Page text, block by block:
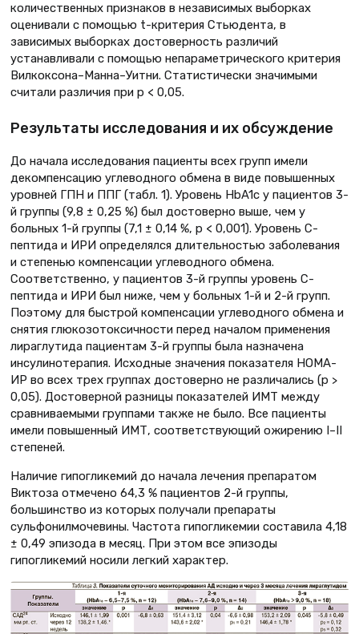
количественных признаков в независимых выборках
оценивали с помощью t-критерия Стьюдента, в
зависимых выборках достоверность различий
устанавливали с помощью непараметрического критерия
Вилкоксона–Манна–Уитни. Статистически значимыми
считали различия при p < 0,05.
Результаты исследования и их обсуждение
До начала исследования пациенты всех групп имели
декомпенсацию углеводного обмена в виде повышенных
уровней ГПН и ППГ (табл. 1). Уровень HbA1c у пациентов 3-
й группы (9,8 ± 0,25 %) был достоверно выше, чем у
больных 1-й группы (7,1 ± 0,14 %, p < 0,001). Уровень С-
пептида и ИРИ определялся длительностью заболевания
и степенью компенсации углеводного обмена.
Соответственно, у пациентов 3-й группы уровень С-
пептида и ИРИ был ниже, чем у больных 1-й и 2-й групп.
Поэтому для быстрой компенсации углеводного обмена и
снятия глюкозотоксичности перед началом применения
лираглутида пациентам 3-й группы была назначена
инсулинотерапия. Исходные значения показателя НОМА-
ИР во всех трех группах достоверно не различались (p >
0,05). Достоверной разницы показателей ИМТ между
сравниваемыми группами также не было. Все пациенты
имели повышенный ИМТ, соответствующий ожирению I–II
степеней.
Наличие гипогликемий до начала лечения препаратом
Виктоза отмечено 64,3 % пациентов 2-й группы,
большинство из которых получали препараты
сульфонилмочевины. Частота гипогликемии составила 4,18
± 0,49 эпизода в месяц. При этом все эпизоды
гипогликемий носили легкий характер.